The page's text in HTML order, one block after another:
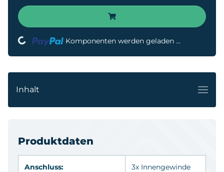
Loading... Komponenten werden geladen ...
Inhalt
Produktdaten
Anschluss:
3x Innengewinde